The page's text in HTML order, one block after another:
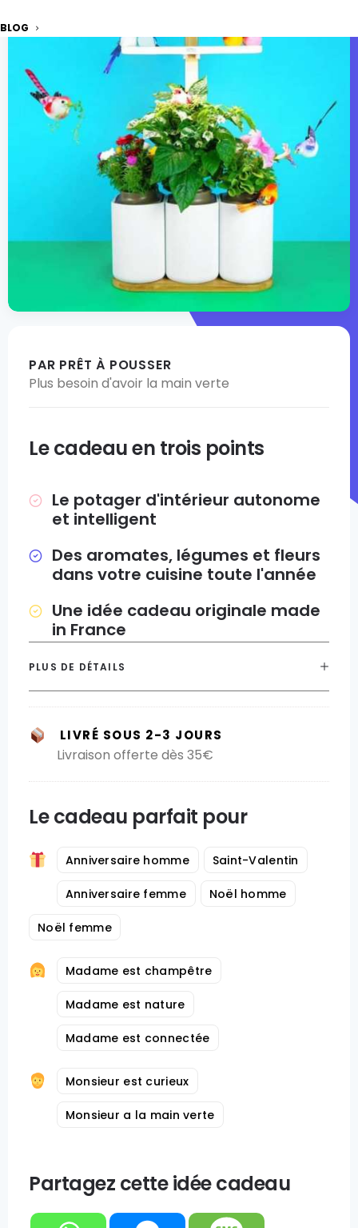
BLOG
PAR PRÊT À POUSSER
Plus besoin d'avoir la main verte
Le cadeau en trois points
Le potager d'intérieur autonome
et intelligent
Des aromates, légumes et fleurs
dans votre cuisine toute l'année
Une idée cadeau originale made
in France
PLUS DE DÉTAILS
LIVRÉ SOUS 2-3 JOURS
Livraison offerte dès 35€
Le cadeau parfait pour
Anniversaire homme Saint-Valentin
Anniversaire femme Noël homme
Noël femme
Madame est champêtre
Madame est nature
Madame est connectée
Monsieur est curieux
Monsieur a la main verte
Partagez cette idée cadeau